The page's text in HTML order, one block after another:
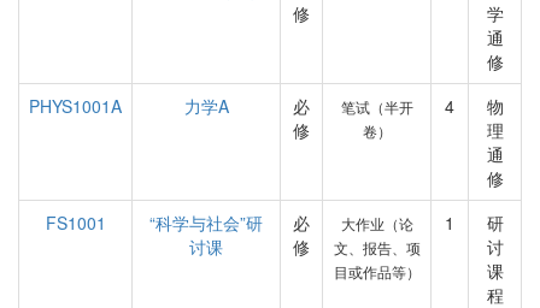
修
学
通
修
PHYS1001A
力学A
必
修
笔试（半开
卷）
4
物
理
通
修
FS1001
“科学与社会”研
讨课
必
修
大作业（论
文、报告、项
目或作品等）
1
研
讨
课
程